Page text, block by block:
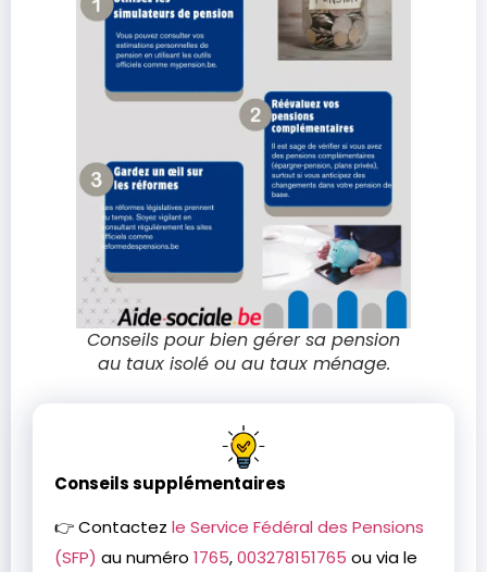
Conseils pour bien gérer sa pension
au taux isolé ou au taux ménage.
Conseils supplémentaires
👉 Contactez le Service Fédéral des Pensions
(SFP) au numéro 1765,003278151765 ou via le